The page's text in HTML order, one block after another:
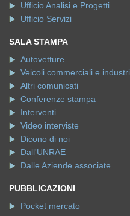
Ufficio Analisi e Progetti
Ufficio Servizi
SALA STAMPA
Autovetture
Veicoli commerciali e
Altri comunicati
Conferenze stampa
Interventi
Video interviste
Dicono di noi
Dall'UNRAE
Dalle Aziende associate
PUBBLICAZIONI
Pocket mercato